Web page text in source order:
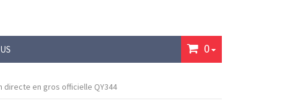
0
en gros officielle QY344